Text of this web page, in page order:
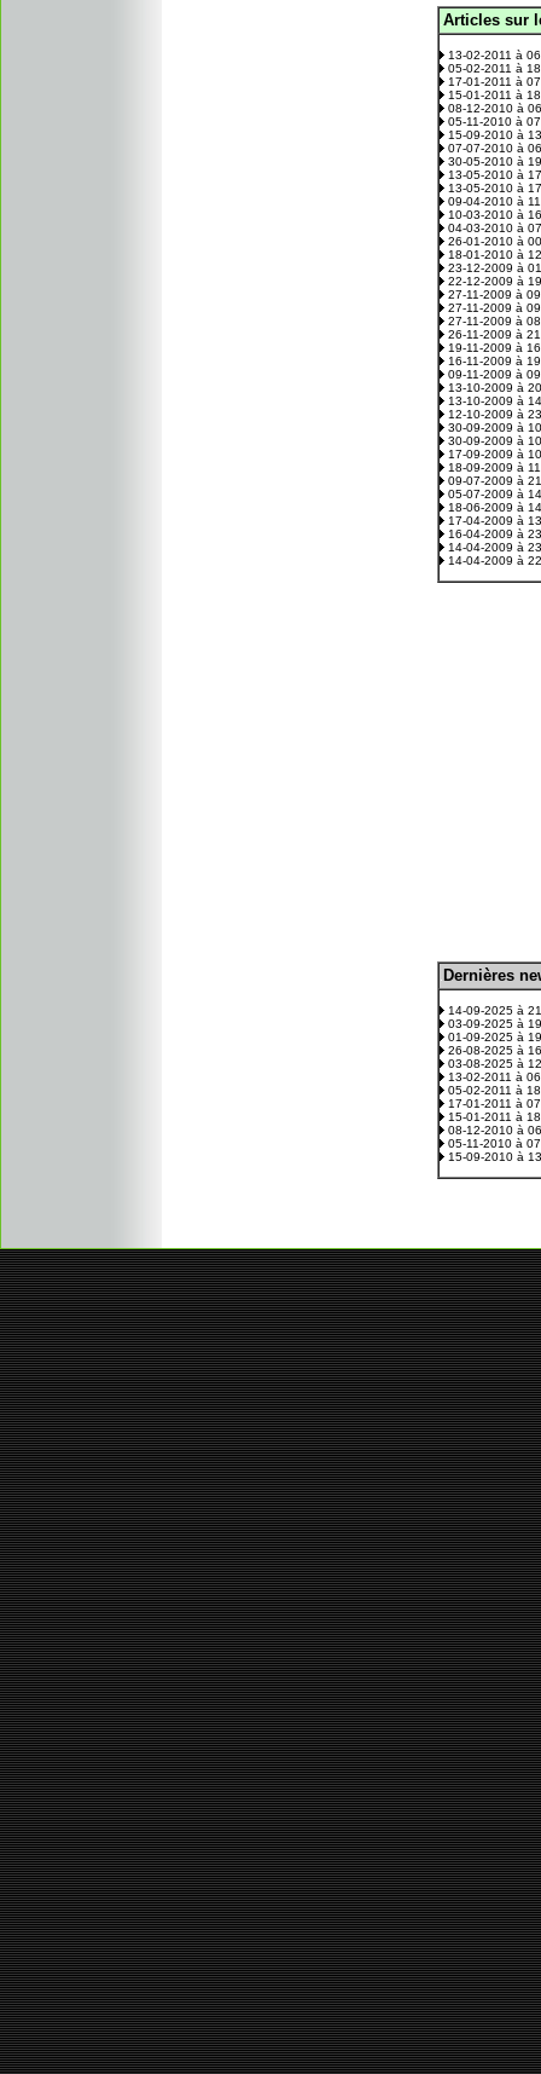
Articles sur
13-02-2011 à
05-02-2011 à
17-01-2011 à
15-01-2011 à
08-12-2010 à
05-11-2010 à
15-09-2010 à
07-07-2010 à
30-05-2010 à
13-05-2010 à
13-05-2010 à
09-04-2010 à
10-03-2010 à
04-03-2010 à
26-01-2010 à
18-01-2010 à
23-12-2009 à
22-12-2009 à
27-11-2009 à
27-11-2009 à
27-11-2009 à
26-11-2009 à
19-11-2009 à
16-11-2009 à
09-11-2009 à
13-10-2009 à
13-10-2009 à
12-10-2009 à
30-09-2009 à
30-09-2009 à
17-09-2009 à
18-09-2009 à
09-07-2009 à
05-07-2009 à
18-06-2009 à
17-04-2009 à
16-04-2009 à
14-04-2009 à
14-04-2009 à
Dernières
14-09-2025 à
03-09-2025 à
01-09-2025 à
26-08-2025 à
03-08-2025 à
13-02-2011 à
05-02-2011 à
17-01-2011 à
15-01-2011 à
08-12-2010 à
05-11-2010 à
15-09-2010 à